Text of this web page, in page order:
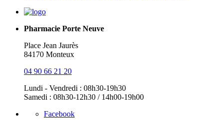
Pharmacie Porte Neuve
Place Jean Jaurès
84170 Monteux
04 90 66 21 20
Lundi - Vendredi : 08h30-19h30
Samedi : 08h30-12h30 / 14h00-19h00
Facebook